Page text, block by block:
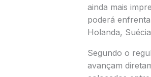
ainda mais
poderá
Holanda,
Segundo o
avançam